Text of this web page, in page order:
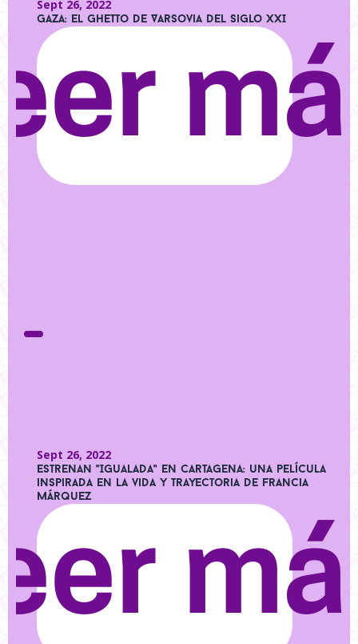
Sept 26, 2022
Gaza: el Ghetto de Varsovia del Siglo XXI
Sept 26, 2022
Estrenan "Igualada" en Cartagena: una película
inspirada en la vida y trayectoria de Francia
Márquez